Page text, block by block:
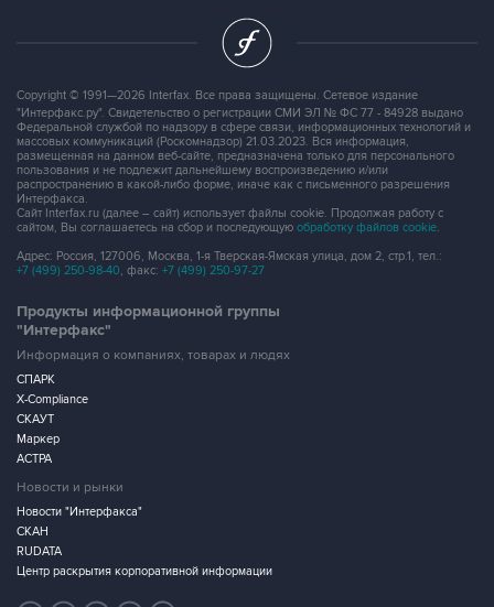
Copyright © 1991—2026 Interfax. Все права защищены. Сетевое издание
"Интерфакс.ру". Свидетельство о регистрации СМИ ЭЛ № ФС 77 - 84928 выдано
Федеральной службой по надзору в сфере связи, информационных технологий и
массовых коммуникаций (Роскомнадзор) 21.03.2023. Вся информация,
размещенная на данном веб-сайте, предназначена только для персонального
пользования и не подлежит дальнейшему воспроизведению и/или
распространению в какой-либо форме, иначе как с письменного разрешения
Интерфакса.
Сайт Interfax.ru (далее – сайт) использует файлы cookie. Продолжая работу с
сайтом, Вы соглашаетесь на сбор и последующую обработку файлов cookie.
Адрес: Россия, 127006, Москва, 1-я Тверская-Ямская улица, дом 2, стр.1, тел.:
+7 (499) 250-98-40, факс: +7 (499) 250-97-27
Продукты информационной группы
"Интерфакс"
Информация о компаниях, товарах и людях
СПАРК
X-Compliance
СКАУТ
Маркер
АСТРА
Новости и рынки
Новости "Интерфакса"
СКАН
RUDATA
Центр раскрытия корпоративной информации